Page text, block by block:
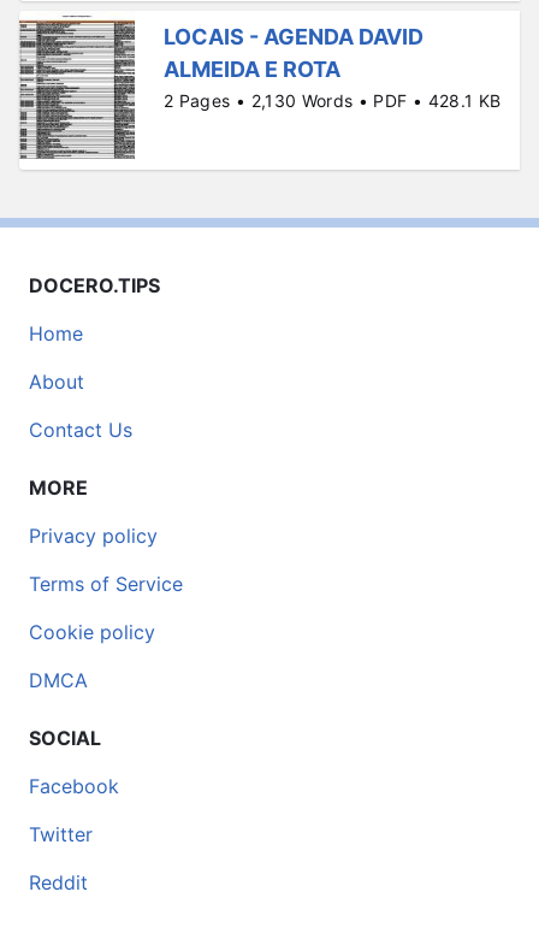
LOCAIS - AGENDA DAVID
ALMEIDA E ROTA
2 Pages • 2,130 Words • PDF • 428.1 KB
DOCERO.TIPS
Home
About
Contact Us
MORE
Privacy policy
Terms of Service
Cookie policy
DMCA
SOCIAL
Facebook
Twitter
Reddit